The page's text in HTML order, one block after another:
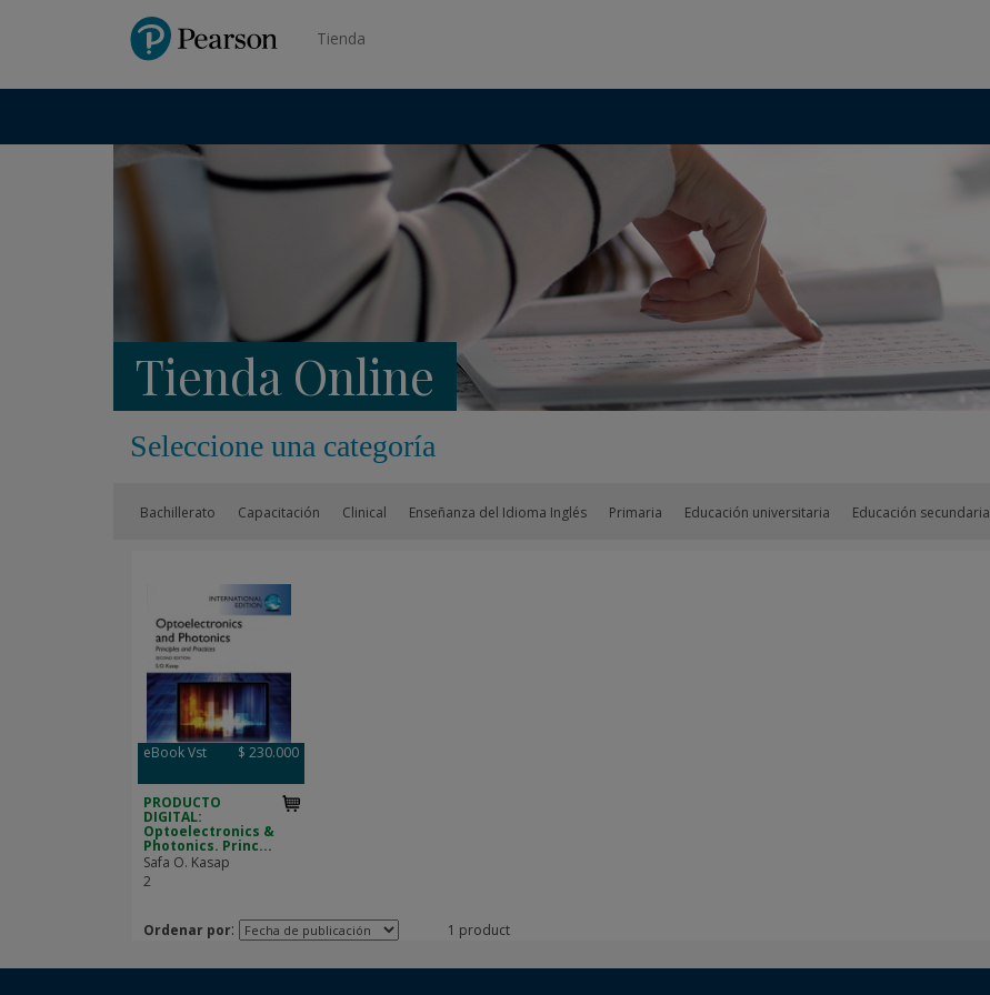
PearsonTienda
Tienda Online
Seleccione una categoría
Bachillerato Capacitación Clinical Enseñanza del Idioma Inglés Primaria Educación universitaria Educación secundaria
eBook Vst $ 230.000
PRODUCTO
DIGITAL:
Optoelectronics &
Photonics. Princ...
Safa O. Kasap
2
Ordenar por: 1 product